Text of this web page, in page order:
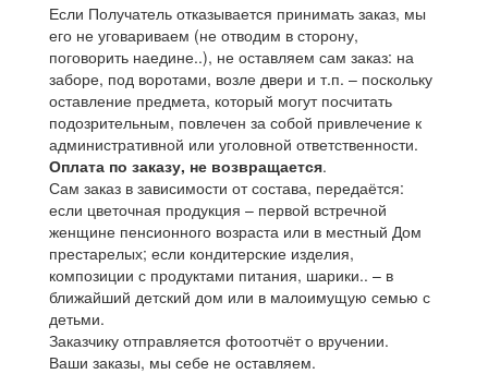
Если Получатель отказывается принимать заказ, мы
его не уговариваем (не отводим в сторону,
поговорить наедине..), не оставляем сам заказ: на
заборе, под воротами, возле двери и т.п. – поскольку
оставление предмета, который могут посчитать
подозрительным, повлечен за собой привлечение к
административной или уголовной ответственности.
Оплата по заказу, не возвращается.
Сам заказ в зависимости от состава, передаётся:
если цветочная продукция – первой встречной
женщине пенсионного возраста или в местный Дом
престарелых; если кондитерские изделия,
композиции с продуктами питания, шарики.. – в
ближайший детский дом или в малоимущую семью с
детьми.
Заказчику отправляется фотоотчёт о вручении.
Ваши заказы, мы себе не оставляем.